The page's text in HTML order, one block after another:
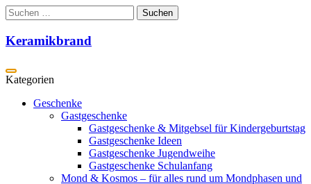
Zum
Inhalt
springen
Suchen
nach:
Keramikbrand
Geschenke
Gastgeschenke
Gastgeschenke & Mitgebsel für Kindergeburtstag
Gastgeschenke Ideen
Gastgeschenke Jugendweihe
Gastgeschenke Schulanfang
Mond & Kosmos – für alles rund um Mondphasen und